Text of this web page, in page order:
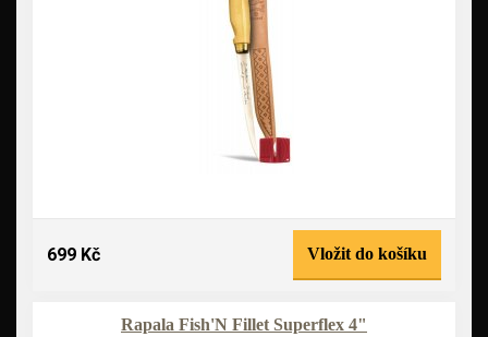
699 Kč Vložit do košíku
Rapala Fish'N Fillet Superflex 4"